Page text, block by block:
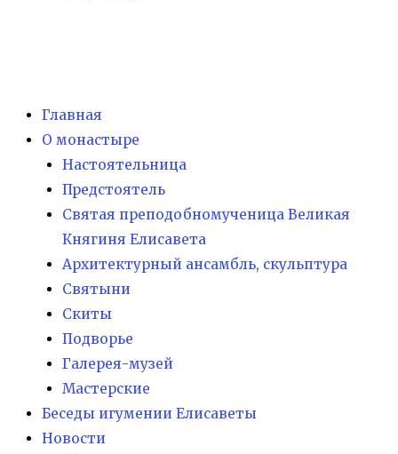
Главная
О монастыре
Настоятельница
Предстоятель
Святая преподобномученица Великая
Княгиня Елисавета
Архитектурный ансамбль, скульптура
Святыни
Скиты
Подворье
Галерея-музей
Мастерские
Беседы игумении Елисаветы
Новости